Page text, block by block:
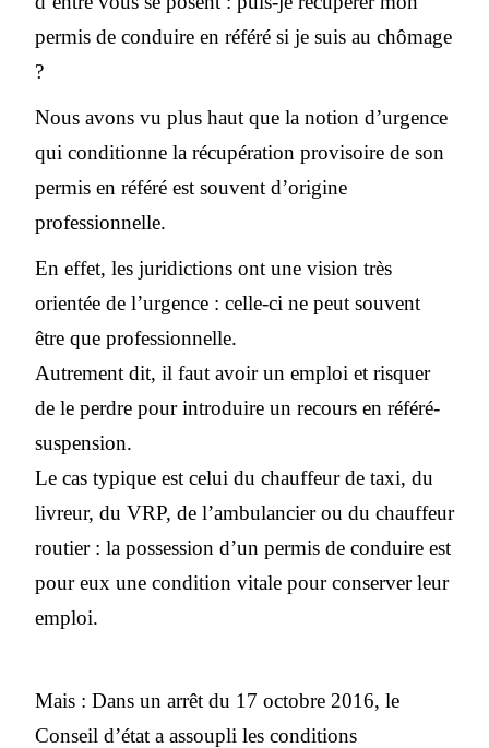
permis de conduire en référé si je suis au chômage
?
Nous avons vu plus haut que la notion d’urgence
qui conditionne la récupération provisoire de son
permis en référé est souvent d’origine
professionnelle.
En effet, les juridictions ont une vision très
orientée de l’urgence : celle-ci ne peut souvent
être que professionnelle.
Autrement dit, il faut avoir un emploi et risquer
de le perdre pour introduire un recours en référé-
suspension.
Le cas typique est celui du chauffeur de taxi, du
livreur, du VRP, de l’ambulancier ou du chauffeur
routier : la possession d’un permis de conduire est
pour eux une condition vitale pour conserver leur
emploi.
Mais : Dans un arrêt du 17 octobre 2016, le
Conseil d’état a assoupli les conditions